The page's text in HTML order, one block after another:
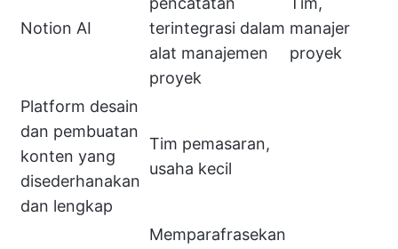
Notion AI
terintegrasi dalam
alat manajemen
proyek
manajer
proyek
Platform desain
dan pembuatan
konten yang
disederhanakan
dan lengkap
Tim pemasaran,
usaha kecil
Memparafrasekan